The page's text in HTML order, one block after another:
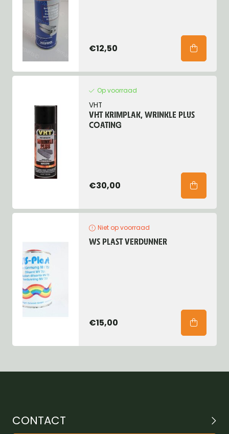
€12,50
Op voorraad
VHT
VHT KRIMPLAK, WRINKLE PLUS
COATING
€30,00
Niet op voorraad
WS PLAST VERDUNNER
€15,00
CONTACT